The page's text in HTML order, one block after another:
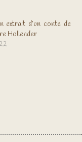
extrait d’un conte de
Hollender